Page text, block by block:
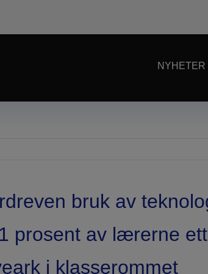
NYHETER
bruk av
prosent av lærerne
i klasserommet